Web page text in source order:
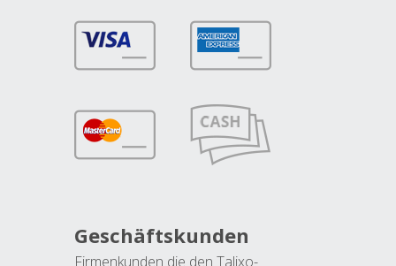
Geschäftskunden
Firmenkunden die den Talixo-